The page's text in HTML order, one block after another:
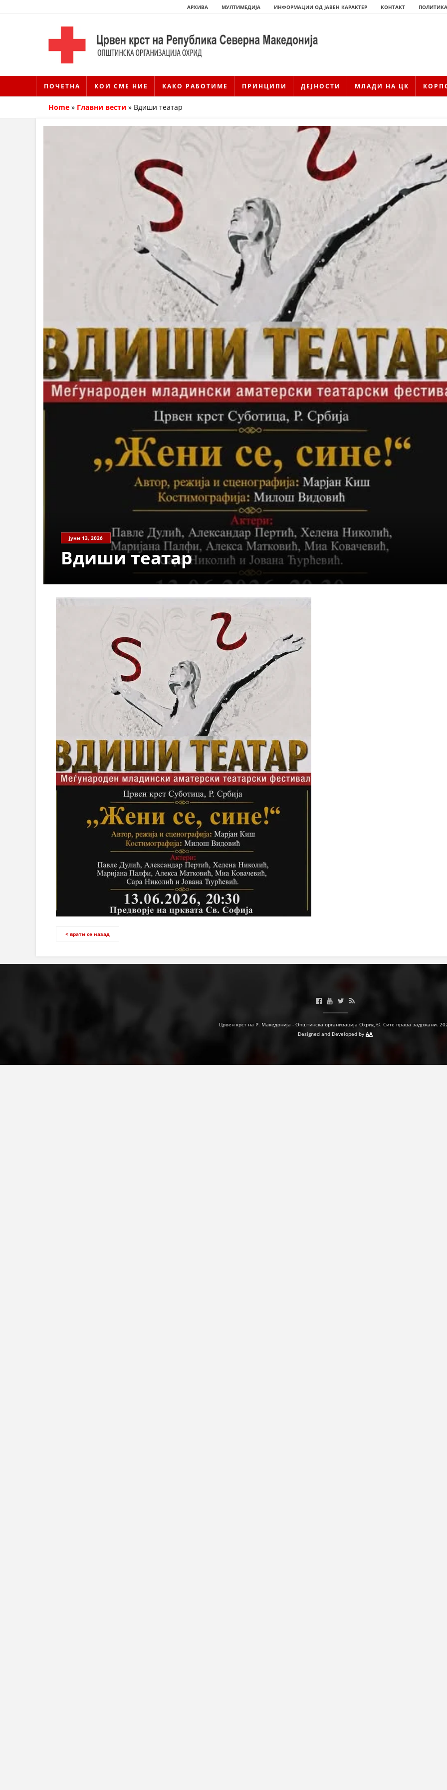
АРХИВА МУЛТИМЕДИЈА ИНФОРМАЦИИ ОД ЈАВЕН КАРАКТЕР КОНТАКТ
ПОЧЕТНА КОИ СМЕ НИЕ КАКО РАБОТИМЕ ПРИНЦИПИ ДЕЈНОСТИ МЛАДИ НА ЦК
ИСТОРИЈАТ НА ЦКРМ
ИСТОРИЈАТ НА ДВИЖЕЊЕТО
СТРУКТУРА НА ОРГАНИЗАЦИЈАТА
КОНТАКТ ИНФОРМАЦИИ
ЧЛЕНСТВО ВО ПРОФЕСИОНАЛНИ ТЕЛА
ЗАКОН ЗА ЦКРМ
СТАТУТ НА ЦКРМ
ОРГАНИЗАЦИЈА И РАЗВОЈ
РАКОВОДЕН ОДБОР
СОБРАНИЕ
СТРУКТУРА И ОРГАНИЗАЦИОНА ПОСТАВЕНОСТ
ДИСЕМИНАЦИЈА
MЕЃУНАРОДНО ХУМАНИТАРНО ПРАВО
ПРОМОЦИЈА НА ХУМАНИ ВРЕДНОСТИ
СОЦИЈАЛНО ХУМАНИТАРНА ДЕЈНОСТ
КАКО ДА ДОНИРАТЕ
ПРОЕКТИ – ПОДГОТВЕНОСТ И ДЕЈСТВУВАЊЕ ПРИ КАТАСТРОФИ
ИСТРАЖУВАЊЕ НА ЈАВНО МИСЛЕЊЕ
ИНФОРМАЦИИ ЗА БОЛЕСТИ
ПОСТЕРИ
Home » Главни вести » Вдиши театар
јуни 13, 2026
Вдиши театар
< врати се назад
Црвен крст на Р. Македонија - Општинска организација Охрид ©. Сите права задржани.
Designed and Developed by AA